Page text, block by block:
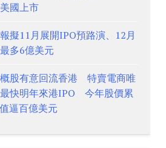
國上市
擬11月展開IPO預路演、12月
多6億美元
股有意回流香港 特賣電商唯
快明年來港IPO 今年股價累
逼百億美元